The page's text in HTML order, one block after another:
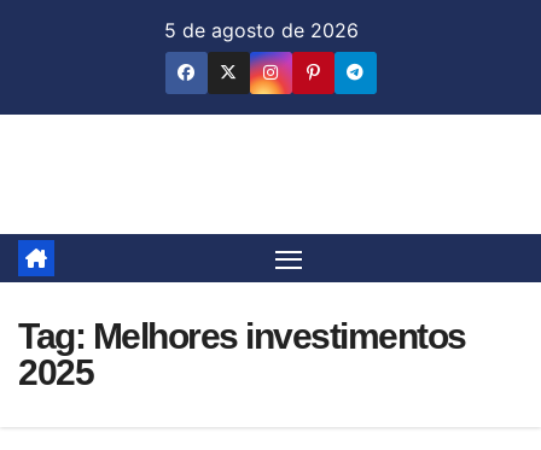
5 de agosto de 2026
Tag: Melhores investimentos
2025